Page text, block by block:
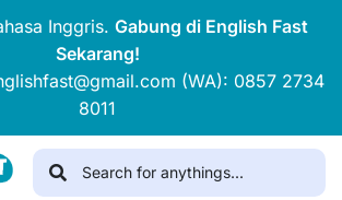
Inggris. Gabung di English Fast
Sekarang!
(WA): 0857 2734
8011